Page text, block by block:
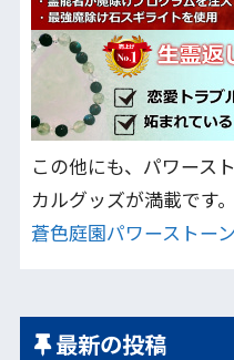
この他にも、パワース
カルグッズが満載です。
蒼色庭園パワーストー
最新の投稿